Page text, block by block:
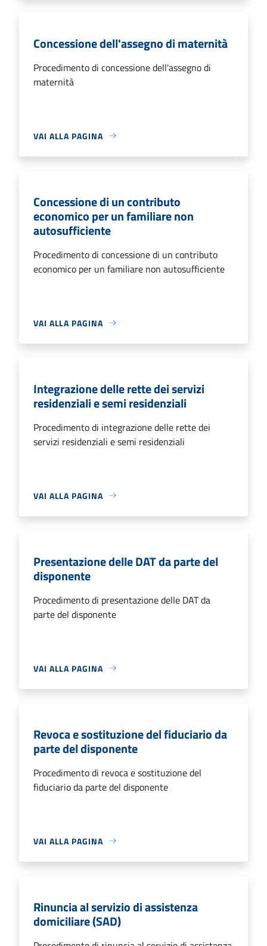
Concessione dell'assegno di maternità
Procedimento di concessione dell'assegno di
maternità
VAI ALLA PAGINA
Concessione di un contributo
economico per un familiare non
autosufficiente
Procedimento di concessione di un contributo
economico per un familiare non autosufficiente
VAI ALLA PAGINA
Integrazione delle rette dei servizi
residenziali e semi residenziali
Procedimento di integrazione delle rette dei
servizi residenziali e semi residenziali
VAI ALLA PAGINA
Presentazione delle DAT da parte del
disponente
Procedimento di presentazione delle DAT da
parte del disponente
VAI ALLA PAGINA
Revoca e sostituzione del fiduciario da
parte del disponente
Procedimento di revoca e sostituzione del
fiduciario da parte del disponente
VAI ALLA PAGINA
Rinuncia al servizio di assistenza
domiciliare (SAD)